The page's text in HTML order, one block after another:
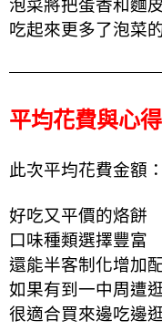
泡菜將把蛋香和麵
吃起來更多了泡菜
平均花費與心得
此次平均花費金額
好吃又平價的烙餅
口味種類選擇豐富
還能半客制化增加
如果有到一中周遭
很適合買來邊吃邊